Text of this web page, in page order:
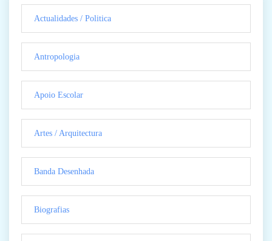
Actualidades / Politica
Antropologia
Apoio Escolar
Artes / Arquitectura
Banda Desenhada
Biografias